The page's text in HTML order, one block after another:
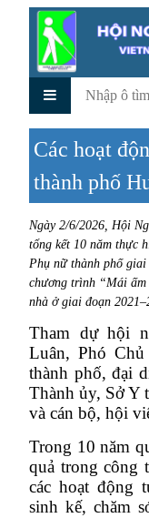
Các hoạt
thành phố
Ngày 2/6/2026, Hội
tổng kết 10 năm thực
Phụ nữ thành phố giai
chương trình “Mái
nhà ở giai đoạn
Tham dự hội
Luân, Phó
thành phố, đại
Thành ủy, Sở Y
và cán bộ, hội
Trong 10 năm
quả trong công
các hoạt động
sinh kế, chăm